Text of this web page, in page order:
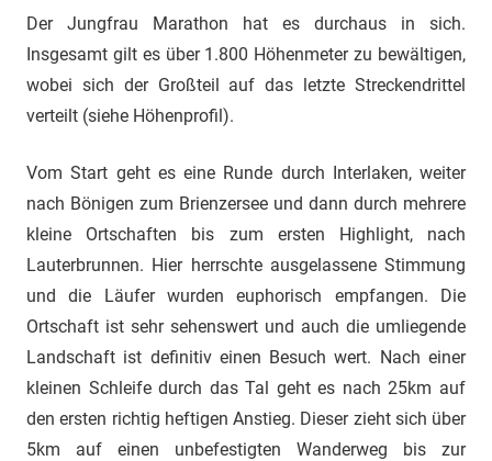
Der Jungfrau Marathon hat es durchaus in sich.
Insgesamt gilt es über 1.800 Höhenmeter zu bewältigen,
wobei sich der Großteil auf das letzte Streckendrittel
verteilt (siehe Höhenprofil).
Vom Start geht es eine Runde durch Interlaken, weiter
nach Bönigen zum Brienzersee und dann durch mehrere
kleine Ortschaften bis zum ersten Highlight, nach
Lauterbrunnen. Hier herrschte ausgelassene Stimmung
und die Läufer wurden euphorisch empfangen. Die
Ortschaft ist sehr sehenswert und auch die umliegende
Landschaft ist definitiv einen Besuch wert. Nach einer
kleinen Schleife durch das Tal geht es nach 25km auf
den ersten richtig heftigen Anstieg. Dieser zieht sich über
5km auf einen unbefestigten Wanderweg bis zur